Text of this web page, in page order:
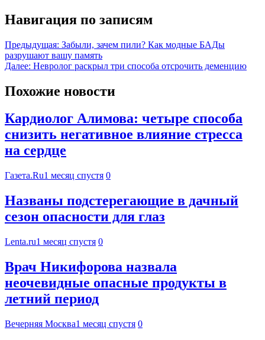
Навигация по записям
Предыдущая: Забыли, зачем пили? Как модные БАДы
разрушают вашу память
Далее: Невролог раскрыл три способа отсрочить деменцию
Похожие новости
Кардиолог Алимова: четыре способа
снизить негативное влияние стресса
на сердце
Газета.Ru1 месяц спустя 0
Названы подстерегающие в дачный
сезон опасности для глаз
Lenta.ru1 месяц спустя 0
Врач Никифорова назвала
неочевидные опасные продукты в
летний период
Вечерняя Москва1 месяц спустя 0